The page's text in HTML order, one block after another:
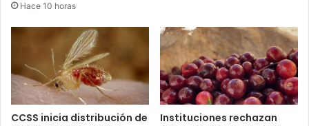
Hace 10 horas
CCSS inicia distribución de
Instituciones rechazan